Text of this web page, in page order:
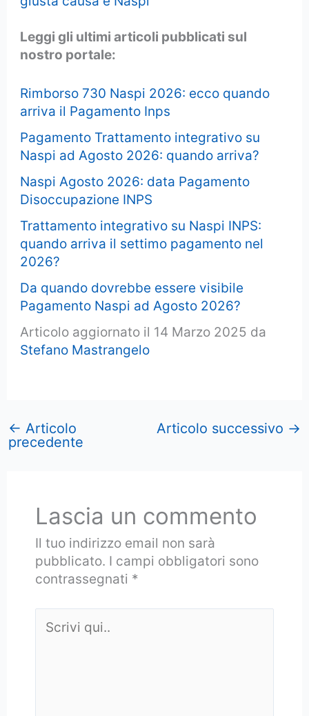
Leggi gli ultimi articoli pubblicati sul
nostro portale:
Rimborso 730 Naspi 2026: ecco quando
arriva il Pagamento Inps
Pagamento Trattamento integrativo su
Naspi ad Agosto 2026: quando arriva?
Naspi Agosto 2026: data Pagamento
Disoccupazione INPS
Trattamento integrativo su Naspi INPS:
quando arriva il settimo pagamento nel
2026?
Da quando dovrebbe essere visibile
Pagamento Naspi ad Agosto 2026?
Articolo aggiornato il 14 Marzo 2025 da
Stefano Mastrangelo
← Articolo
precedente
Articolo successivo →
Lascia un commento
Il tuo indirizzo email non sarà
pubblicato. I campi obbligatori sono
contrassegnati *
qui..